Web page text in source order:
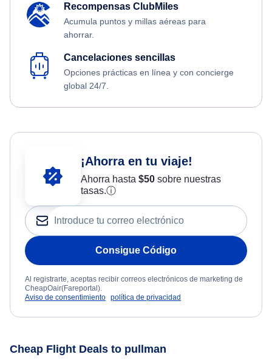
Recompensas ClubMiles
Acumula puntos y millas aéreas para
ahorrar.
Cancelaciones sencillas
Opciones prácticas en línea y con concierge
global 24/7.
¡Ahorra en tu viaje!
Ahorra hasta $50sobre nuestras
tasas.ⓘ
Consigue Código
Al registrarte, aceptas recibir correos electrónicos de marketing de
CheapOair(Fareportal).
Aviso de consentimiento política de privacidad
Cheap Flight Deals to pullman